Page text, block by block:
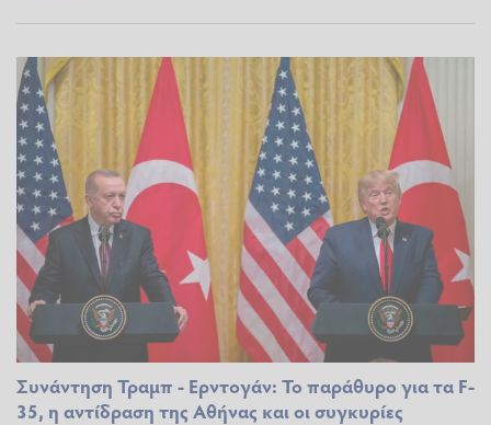
Συνάντηση Τραμπ - Ερντογάν: Το παράθυρο για τα F-
35, η αντίδραση της Αθήνας και οι συγκυρίες